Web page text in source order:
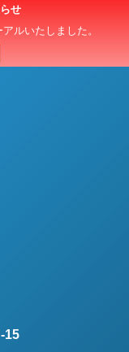
せ
ルいたしました。
（U-15）大会
15